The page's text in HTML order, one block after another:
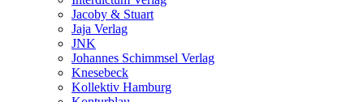
Jacoby & Stuart
Jaja Verlag
JNK
Johannes Schimmsel Verlag
Knesebeck
Kollektiv Hamburg